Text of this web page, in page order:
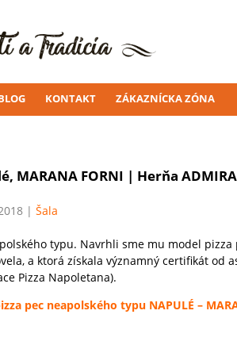
KONTAKT ZÁKAZNÍCKA ZÓNA
MARANA FORNI | Herňa
| Šala
typu. Navrhli sme mu model pizza
a ktorá získala významný certifikát od
Pizza Napoletana).
pec neapolského typu NAPULÉ –